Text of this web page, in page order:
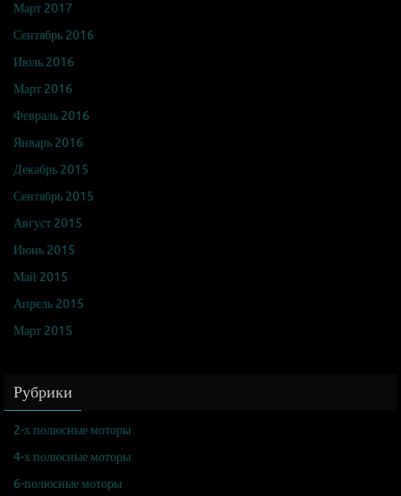
Март 2017
Сентябрь 2016
Июль 2016
Март 2016
Февраль 2016
Январь 2016
Декабрь 2015
Сентябрь 2015
Август 2015
Июнь 2015
Май 2015
Апрель 2015
Март 2015
Рубрики
2-х полюсные моторы
4-х полюсные моторы
6-полюсные моторы